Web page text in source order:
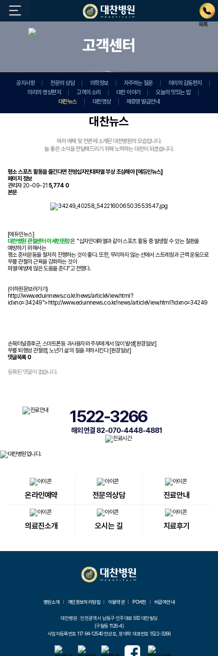
고객센터
공지사항 전문의 상담 의학정보 자주하는 질문
의리의 감동편지
의리의 영상편지
고객의 소리 대찬 이야기
오늘의 맛있는 밥
대찬뉴스
대찬영상 제증명 발급안내
목록
대찬뉴스
여러 매체 및 언론에 소개된 대찬병원의 모습입니다.
늘 좋은 소식을 전달해드리기 위해 노력하는 대찬이 되겠습니다.
평소 스포츠 활동을 즐긴다면 전방십자인대파열 부상 조심해야 [에듀인뉴스]
페이지 정보
관리자 20-09-21 5,774 0
본문
[에듀인뉴스]
대찬병원 관절센터 이세민원장은"십자인대파열과 같이 스포츠 활동 중 발생할 수 있는 질환을
예방하기 위해서는
평소 준비운동을 철저히 진행하는 것이 좋다.또한, 무리하지 않는 선에서 스트레칭과 근력 운동으로
무릎 관절의 근육을 강화하는 것이
파열 예방에 많은 도움을 준다"고 전했다.
(이하원문보러가기)
http://www.eduinnews.co.kr/news/articleView.html?
idxno=34249"> http://www.eduinnews.co.kr/news/articleView.html?idxno=34249
손목터널증후군, 스마트폰등 과사용자와 주부에게서 많이 발생[환경일보]
무릎 퇴행성 관절염, 노년기 삶의 질을 저하시킨다 [환경일보]
댓글목록 0
등록된 댓글이 없습니다.
1522-3266
해외 연결 82-070-4448-4881
온라인예약 전문의상담 진료안내
의료진소개 오시는 길 치료후기
병원소개 개인정보처리방침 이용약관 PC버전 비급여안내
대찬병원 : 인천광역시 남동구 인주대로 590 대찬빌딩
(구월동 1126-4)
사업자등록번호 117-94-12540 한상호, 정대학 대표번호 1522-3266